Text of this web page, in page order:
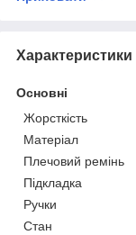
Характеристики
Основні
Жорсткість
Матеріал
Плечовий ремінь
Підкладка
Ручки
Стан